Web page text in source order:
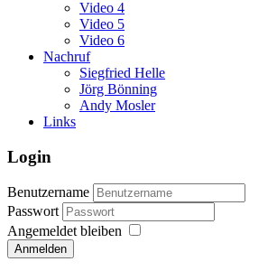
Video 4
Video 5
Video 6
Nachruf
Siegfried Helle
Jörg Bönning
Andy Mosler
Links
Login
Benutzername
Passwort
Angemeldet bleiben
Anmelden